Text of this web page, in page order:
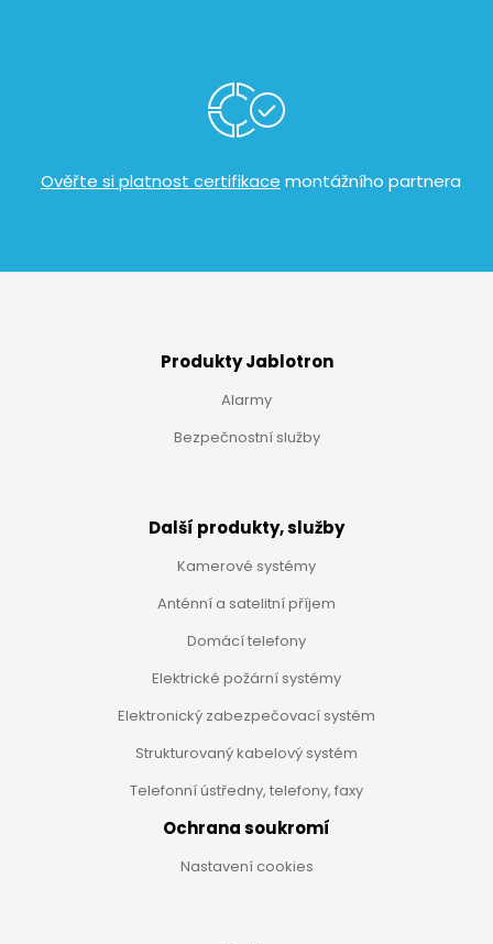
Ověřte si platnost certifikace montážního partnera
Produkty Jablotron
Alarmy
Bezpečnostní služby
Další produkty, služby
Kamerové systémy
Anténní a satelitní příjem
Domácí telefony
Elektrické požární systémy
Elektronický zabezpečovací systém
Strukturovaný kabelový systém
Telefonní ústředny, telefony, faxy
Ochrana soukromí
Nastavení cookies